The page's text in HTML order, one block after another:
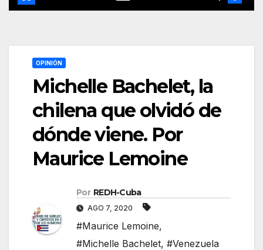
OPINIÓN
Michelle Bachelet, la
chilena que olvidó de
dónde viene. Por
Maurice Lemoine
Por REDH-Cuba
AGO 7, 2020
#Maurice Lemoine,
#Michelle Bachelet, #Venezuela